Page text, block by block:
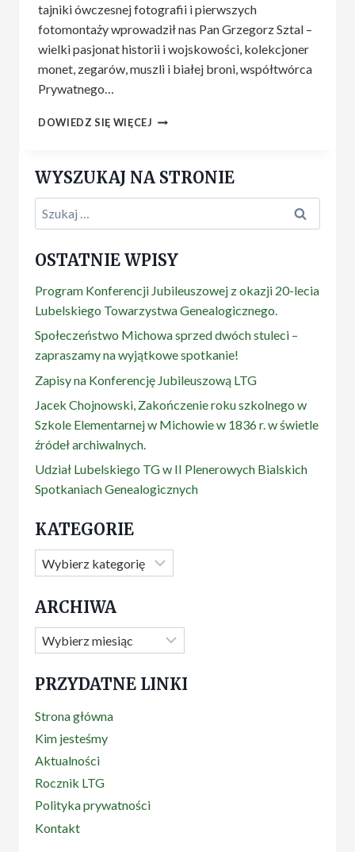
tajniki ówczesnej fotografii i pierwszych
fotomontaży wprowadził nas Pan Grzegorz Sztal –
wielki pasjonat historii i wojskowości, kolekcjoner
monet, zegarów, muszli i białej broni, współtwórca
Prywatnego…
DOWIEDZ SIĘ WIĘCEJ WYSTĄPIENIEM
„ROLA
FOTOGRAFII
POWSTANIU
WYSZUKAJ NA STRONIE
Szukaj:
OSTATNIE WPISY
Program Konferencji Jubileuszowej z okazji 20-lecia
Lubelskiego Towarzystwa Genealogicznego.
Społeczeństwo Michowa sprzed dwóch stuleci –
zapraszamy na wyjątkowe spotkanie!
Zapisy na Konferencję Jubileuszową LTG
Jacek Chojnowski, Zakończenie roku szkolnego w
Szkole Elementarnej w Michowie w 1836 r. w świetle
źródeł archiwalnych.
Udział Lubelskiego TG w II Plenerowych Bialskich
Spotkaniach Genealogicznych
KATEGORIE
Kategorie
ARCHIWA
Archiwa
PRZYDATNE LINKI
Strona główna
Kim jesteśmy
Aktualności
Rocznik LTG
Polityka prywatności
Kontakt